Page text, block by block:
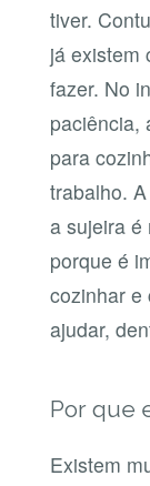
tiver.
já existem
fazer. No
paciência,
para
trabalho.
a sujeira é
porque é
cozinhar e
ajudar,
Por que
Existem